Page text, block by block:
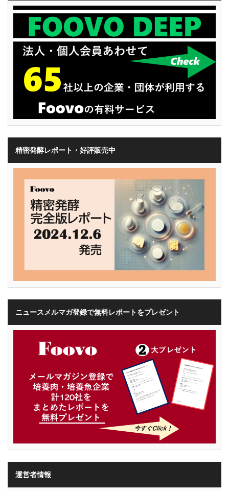
精密発酵レポート・好評販売中
ニュースメルマガ登録で無料レポートをプレゼント
運営者情報